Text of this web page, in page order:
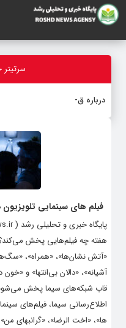
سرتیتر
درباره قابلیت
فیلم های سینمایی تلویزیون
هفته چه فیلم‌هایی پخش
«آتش نشان‌ها»، «همراه»،
آشیانه»، «دالان بی‌انتها» و
قاب شبکه‌های سیما پخش می‌شوند.
اطلاع‌رسانی سیما، فیلم‌های
ها»، «اخت الرضا»، «گرانبهای